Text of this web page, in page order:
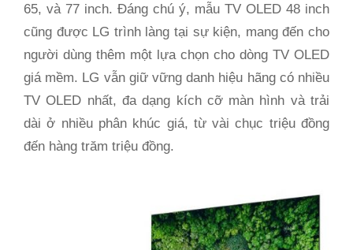
65, và 77 inch. Đáng chú ý, mẫu TV OLED 48 inch
cũng được LG trình làng tại sự kiện, mang đến cho
người dùng thêm một lựa chọn cho dòng TV OLED
giá mềm. LG vẫn giữ vững danh hiệu hãng có nhiều
TV OLED nhất, đa dạng kích cỡ màn hình và trải
dài ở nhiều phân khúc giá, từ vài chục triệu đồng
đến hàng trăm triệu đồng.